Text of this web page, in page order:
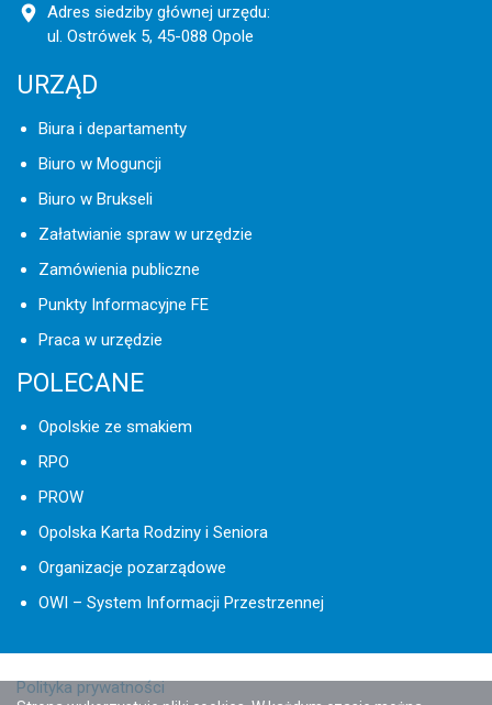
Adres siedziby głównej urzędu:
ul. Ostrówek 5, 45-088 Opole
URZĄD
Biura i departamenty
Biuro w Moguncji
Biuro w Brukseli
Załatwianie spraw w urzędzie
Zamówienia publiczne
Punkty Informacyjne FE
Praca w urzędzie
POLECANE
Opolskie ze smakiem
RPO
PROW
Opolska Karta Rodziny i Seniora
Organizacje pozarządowe
OWI – System Informacji Przestrzennej
Polityka prywatności